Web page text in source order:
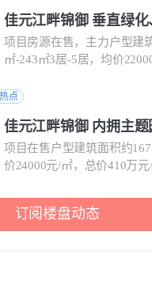
项目房源在售，主力户型建
㎡-243㎡3居-5居，均价
点
项目在售户型建筑面积约
价24000元/㎡，总价410万
订阅楼盘动态